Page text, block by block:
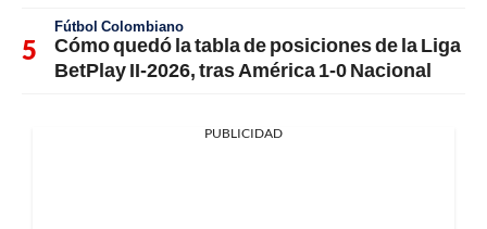
Fútbol Colombiano
Cómo quedó la tabla de posiciones de la Liga
BetPlay II-2026, tras América 1-0 Nacional
PUBLICIDAD